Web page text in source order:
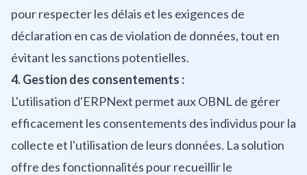
pour respecter les délais et les exigences de
déclaration en cas de violation de données, tout en
évitant les sanctions potentielles.
4. Gestion des consentements :
L'utilisation d'ERPNext permet aux OBNL de gérer
efficacement les consentements des individus pour la
collecte et l'utilisation de leurs données. La solution
offre des fonctionnalités pour recueillir le